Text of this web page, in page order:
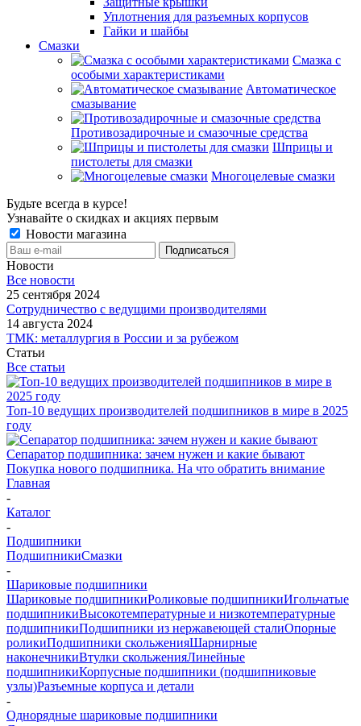
Уплотнения для разъемных корпусов
Гайки и шайбы
Смазки
Смазка с
особыми характеристиками
Автоматическое
смазывание
Противозадирочные и смазочные средства
Шприцы и
пистолеты для смазки
Многоцелевые смазки
Будьте всегда в курсе!
Узнавайте о скидках и акциях первым
Новости магазина
Новости
Все новости
25 сентября 2024
Сотрудничество с ведущими производителями
14 августа 2024
ТМК: металлургия в России и за рубежом
Статьи
Все статьи
Топ-10 ведущих производителей подшипников в мире в 2025
году
Сепаратор подшипника: зачем нужен и какие бывают
Покупка нового подшипника. На что обратить внимание
Главная
-
Каталог
-
Подшипники
ПодшипникиСмазки
-
Шариковые подшипники
Шариковые подшипникиРоликовые подшипникиИгольчатые
подшипникиВысокотемпературные и низкотемпературные
подшипникиПодшипники из нержавеющей сталиОпорные
роликиПодшипники скольженияШарнирные
наконечникиВтулки скольженияЛинейные
подшипникиКорпусные подшипники (подшипниковые
узлы)Разъемные корпуса и детали
-
Однорядные шариковые подшипники